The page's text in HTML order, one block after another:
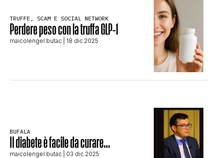
TRUFFE, SCAM E SOCIAL NETWORK
Perdere peso con la truffa GLP-1
maicolengel butac | 18 dic 2025
BUFALA
Il diabete è facile da curare…
maicolengel butac | 03 dic 2025